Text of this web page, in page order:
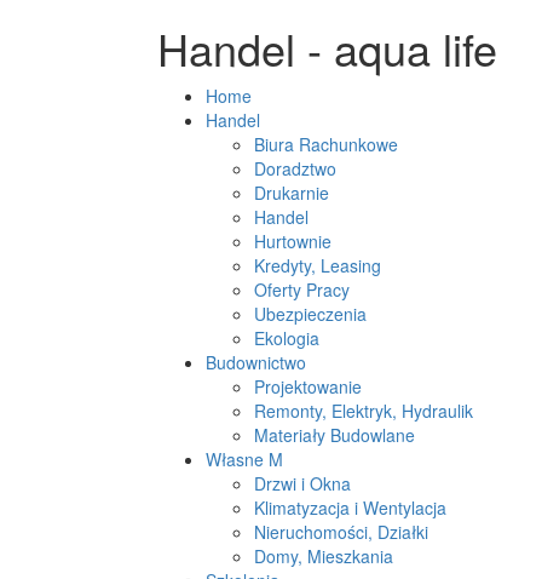
Handel - aqua life
Home
Handel
Biura Rachunkowe
Doradztwo
Drukarnie
Handel
Hurtownie
Kredyty, Leasing
Oferty Pracy
Ubezpieczenia
Ekologia
Budownictwo
Projektowanie
Remonty, Elektryk, Hydraulik
Materiały Budowlane
Własne M
Drzwi i Okna
Klimatyzacja i Wentylacja
Nieruchomości, Działki
Domy, Mieszkania